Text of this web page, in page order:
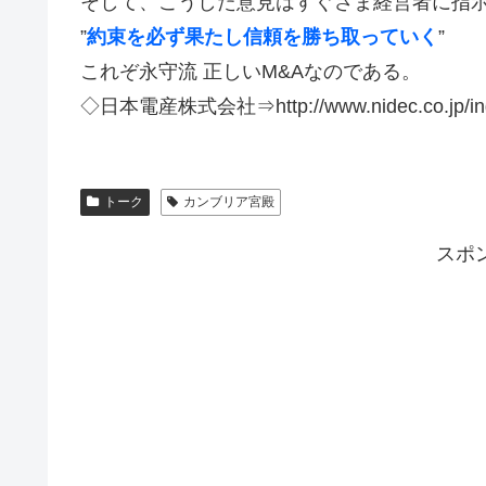
”約束を必ず果たし信頼を勝ち取っていく ”
これぞ永守流 正しいM&Aなのである。
◇日本電産株式会社⇒http://www.nidec.co.jp/
トーク カンブリア宮殿
スポ